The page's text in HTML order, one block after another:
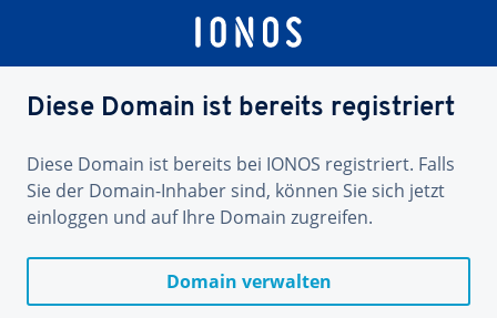
Diese Domain ist bereits registriert
Diese Domain ist bereits bei IONOS registriert. Falls
Sie der Domain-Inhaber sind, können Sie sich jetzt
einloggen und auf Ihre Domain zugreifen.
Domain verwalten